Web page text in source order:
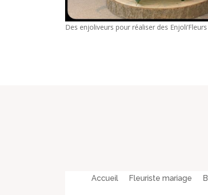
Des enjoliveurs pour réaliser des Enjoli’Fleurs
Accueil Fleuriste mariage